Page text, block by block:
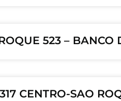
523 – BANCO
CENTRO-SAO